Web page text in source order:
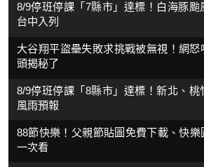
8/9停班停課「7縣市」達標！白海豚
台中入列
大谷翔平盜壘失敗求挑戰被無視！網
頭揭秘了
8/9停班停課「8縣市」達標！新北、
風雨預報
88節快樂！父親節貼圖免費下載、快
一次看